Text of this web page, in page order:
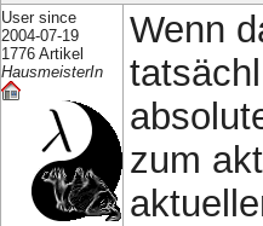
User since
2004-07-19
1776 Artikel
HausmeisterIn
Wenn
zum